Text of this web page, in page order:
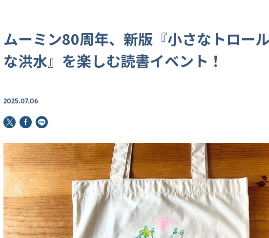
ムーミン80周年、新版『小さなトロー
な洪水』を楽しむ読書イベント！
2025.07.06